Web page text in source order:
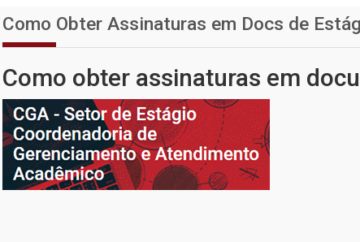
Como Obter Assinaturas em Docs de
Como obter assinaturas em